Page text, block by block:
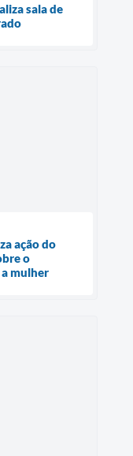
sala de
ação do
o
mulher